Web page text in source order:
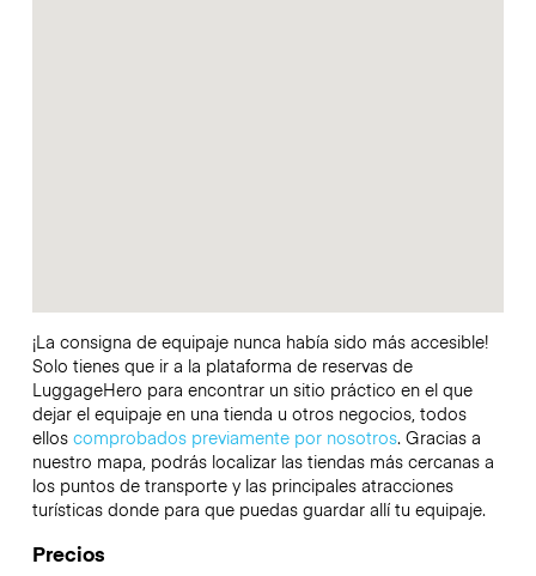
¡La consigna de equipaje nunca había sido más accesible!
Solo tienes que ir a la plataforma de reservas de
LuggageHero para encontrar un sitio práctico en el que
dejar el equipaje en una tienda u otros negocios, todos
ellos comprobados previamente por nosotros. Gracias a
nuestro mapa, podrás localizar las tiendas más cercanas a
los puntos de transporte y las principales atracciones
turísticas donde para que puedas guardar allí tu equipaje.
Precios